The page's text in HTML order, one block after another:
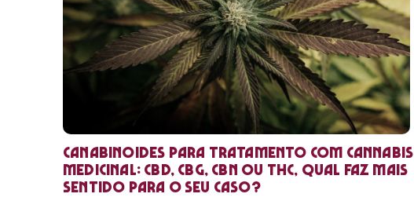
Canabinoides para tratamento com cannabis
medicinal: CBD, CBG, CBN ou THC, qual faz mais
sentido para o seu caso?